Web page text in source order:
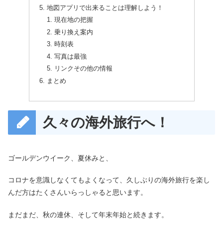
地図アプリで出来ることは理解しよう！
現在地の把握
乗り換え案内
時刻表
写真は最強
リンクその他の情報
まとめ
久々の海外旅行へ！
ゴールデンウイーク、夏休みと、
コロナを意識しなくてもよくなって、久しぶりの海外旅行を楽し
んだ方はたくさんいらっしゃると思います。
まだまだ、秋の連休、そして年末年始と続きます。